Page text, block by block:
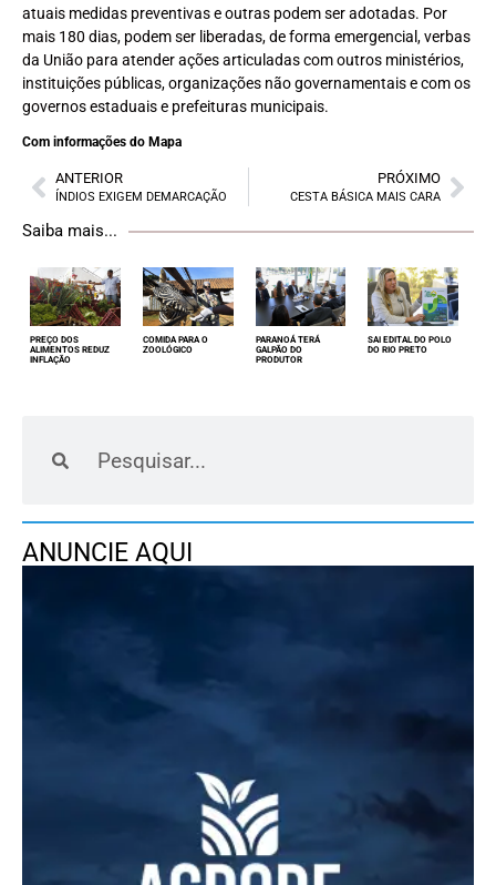
atuais medidas preventivas e outras podem ser adotadas. Por
mais 180 dias, podem ser liberadas, de forma emergencial, verbas
da União para atender ações articuladas com outros ministérios,
instituições públicas, organizações não governamentais e com os
governos estaduais e prefeituras municipais.
Com informações do Mapa
ANTERIOR
ÍNDIOS EXIGEM DEMARCAÇÃO
PRÓXIMO
CESTA BÁSICA MAIS CARA
Saiba mais...
PREÇO DOS
ALIMENTOS REDUZ
INFLAÇÃO
COMIDA PARA O
ZOOLÓGICO
PARANOÁ TERÁ
GALPÃO DO
PRODUTOR
SAI EDITAL DO POLO
DO RIO PRETO
ANUNCIE AQUI